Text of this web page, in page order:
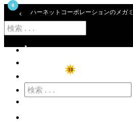
‹ ハーネットコーポレーションのメガ
home
10
0